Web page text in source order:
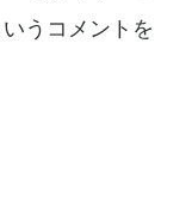
うコメントを